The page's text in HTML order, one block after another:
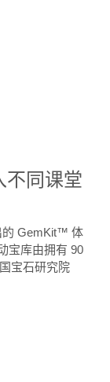
不同课堂
的 GemKit™ 体
宝库由拥有 90
宝石研究院